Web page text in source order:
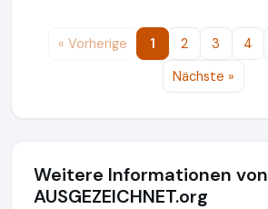
« Vorherige 1 2 3 4
Nächste »
Weitere Informationen von
AUSGEZEICHNET.org